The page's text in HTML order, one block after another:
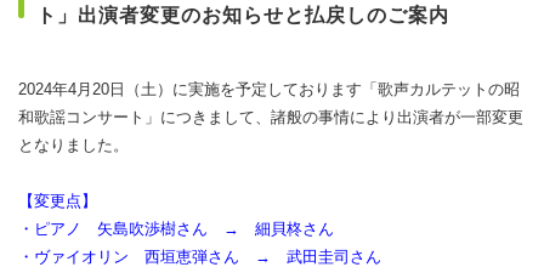
ト」出演者変更のお知らせと払戻しのご案内
2024年4月20日（土）に実施を予定しております「歌声カルテットの昭
和歌謡コンサート」につきまして、諸般の事情により出演者が一部変更
となりました。
【変更点】
・ピアノ 矢島吹渉樹さん → 細貝柊さん
・ヴァイオリン 西垣恵弾さん → 武田圭司さん